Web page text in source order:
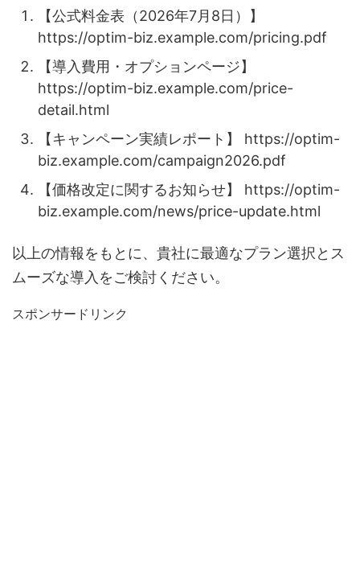
【公式料金表（2026年7月8日）】
https://optim-biz.example.com/pricing.pdf
【導入費用・オプションページ】
https://optim-biz.example.com/price-
detail.html
【キャンペーン実績レポート】 https://optim-
biz.example.com/campaign2026.pdf
【価格改定に関するお知らせ】 https://optim-
biz.example.com/news/price-update.html
以上の情報をもとに、貴社に最適なプラン選択とス
ムーズな導入をご検討ください。
スポンサードリンク